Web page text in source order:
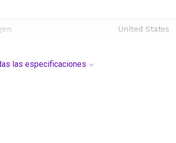
United States
las especificaciones